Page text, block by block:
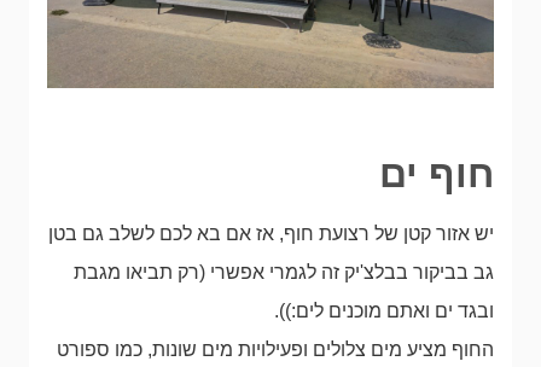
חוף ים
יש אזור קטן של רצועת חוף, אז אם בא לכם לשלב גם בטן
גב בביקור בבלצ'יק זה לגמרי אפשרי (רק תביאו מגבת
ובגד ים ואתם מוכנים לים:)).
החוף מציע מים צלולים ופעילויות מים שונות, כמו ספורט